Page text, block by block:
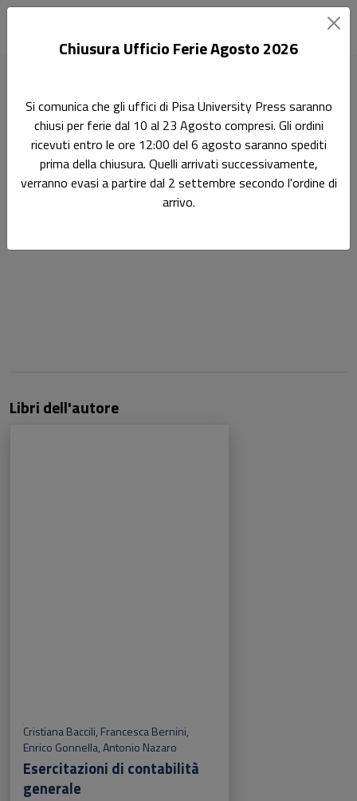
Antonio Nazaro
Pagina di Antonio Nazaro
Libri dell'autore
Cristiana Baccili, Francesca Bernini,
Enrico Gonnella,Antonio Nazaro
Esercitazioni di contabilità
generale
Chiusura Ufficio Ferie Agosto 2026
Si comunica che gli uffici di Pisa University Press saranno
chiusi per ferie dal 10 al 23 Agosto compresi. Gli ordini
ricevuti entro le ore 12:00 del 6 agosto saranno spediti
prima della chiusura. Quelli arrivati successivamente,
verranno evasi a partire dal 2 settembre secondo l'ordine di
arrivo.